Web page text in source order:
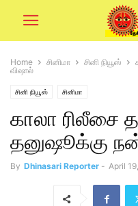
Home சினிமா சினி நியூஸ்
விஷால்
சினி நியூஸ் சினிமா
காலா ரிலீசை
தனுஷூக்கு
By Dhinasari Reporter - April